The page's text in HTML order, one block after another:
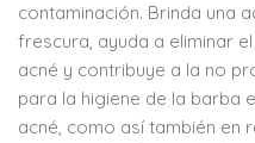
contaminación. Brinda una
frescura, ayuda a eliminar
acné y contribuye a la no
para la higiene de la barba
acné, como así también en